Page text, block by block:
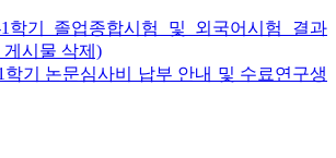
1학기 졸업종합시험 및 외국어시험 결과
시물 삭제)
학기 논문심사비 납부 안내 및 수료연구생